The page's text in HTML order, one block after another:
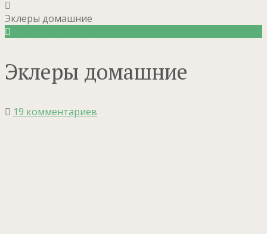
Эклеры домашние
Эклеры домашние
19 комментариев